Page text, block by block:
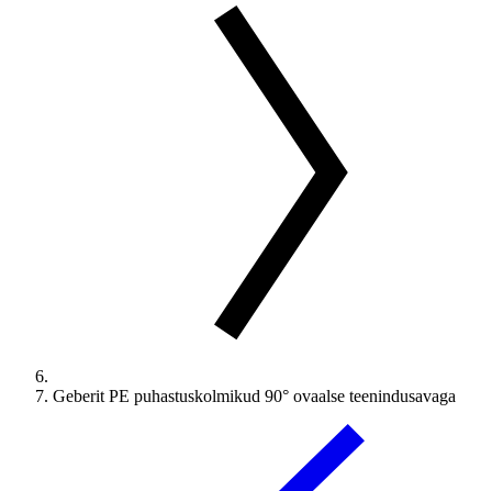
Geberit PE puhastuskolmikud 90° ovaalse teenindusavaga